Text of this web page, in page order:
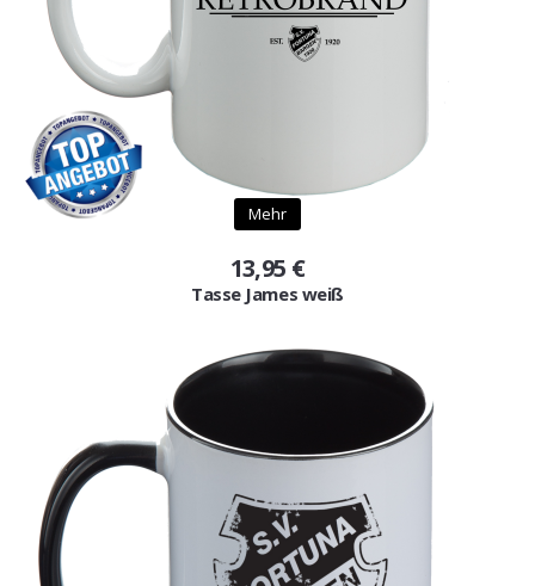
Mehr
13,95 €
Tasse James weiß